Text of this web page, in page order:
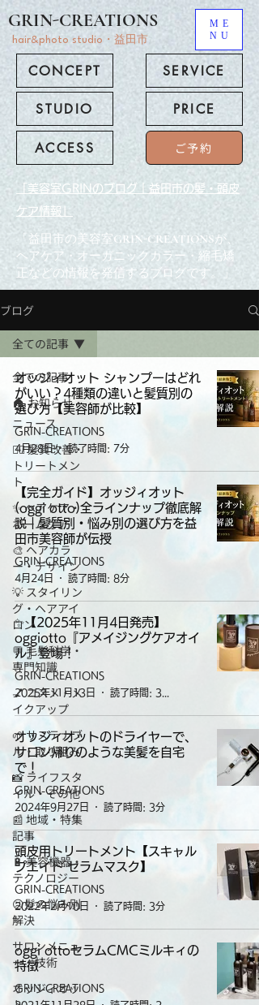
GRIN-CREATIONS
hair&photo studio・益田市
CONCEPT
STUDIO
ACCESS
SERVICE
PRICE
ご予約
ME
NU
「美容室GRINのブログ｜益田市の髪・頭皮
ケア情報」
「益田市の美容室GRIN-CREATIONSが、
ヘアケア・オーガニックカラー・縮毛矯
正などの情報を発信するブログです。」
ブログ
全ての記事
🏠 お知らせ・
ニュース
💇‍♀️ 髪質改善・
トリートメン
ト
✨ ヘアケア・
ホームケア
🎨 ヘアカラ
ー・デザイン
💡 スタイリン
グ・ヘアアイ
ロン
💬 毛髪科学・
専門知識
💅 コスメ・メ
イクアップ
🌱 サステナブ
ル・取り組み
📸 ライフスタ
イル・その他
📰 地域・特集
記事
🔋 美容機器・
テクノロジー
😣髪の悩み別
解決
サロンメニュ
ー・技術
オッジィオッ
全ての記事
オッジィオット シャンプーはどれ
がいい？4種類の違いと髪質別の
選び方【美容師が比較】
GRIN-CREATIONS
4月28日
読了時間: 7分
【完全ガイド】オッジィオット
(oggi otto)全ラインナップ徹底解
説｜髪質別・悩み別の選び方を益
田市美容師が伝授
GRIN-CREATIONS
4月24日
読了時間: 8分
✨【2025年11月4日発売】
oggiotto『アメイジングケアオイ
ル』登場！
GRIN-CREATIONS
2025年11月13日
オッジィオットのドライヤーで、
サロン帰りのような美髪を自宅
で！
GRIN-CREATIONS
2024年9月27日
読了時間: 3分
頭皮用トリートメント【スキャル
プエイド セラムマスク】
GRIN-CREATIONS
2022年2月10日
読了時間: 3分
oggi ottoセラムCMCミルキィの
特徴
GRIN-CREATIONS